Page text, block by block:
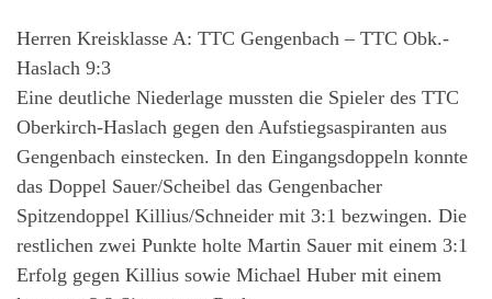
Herren Kreisklasse A: TTC Gengenbach – TTC Obk.-
Haslach 9:3
Eine deutliche Niederlage mussten die Spieler des TTC
Oberkirch-Haslach gegen den Aufstiegsaspiranten aus
Gengenbach einstecken. In den Eingangsdoppeln konnte
das Doppel Sauer/Scheibel das Gengenbacher
Spitzendoppel Killius/Schneider mit 3:1 bezwingen. Die
restlichen zwei Punkte holte Martin Sauer mit einem 3:1
Erfolg gegen Killius sowie Michael Huber mit einem